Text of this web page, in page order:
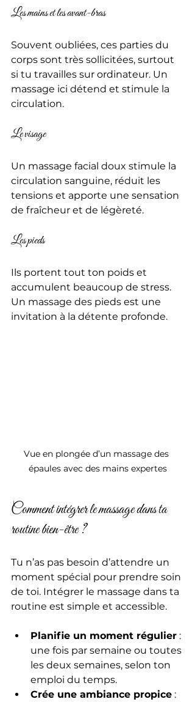
Les mains et les avant-bras
Souvent oubliées, ces parties du
corps sont très sollicitées, surtout
si tu travailles sur ordinateur. Un
massage ici détend et stimule la
circulation.
Le visage
Un massage facial doux stimule la
circulation sanguine, réduit les
tensions et apporte une sensation
de fraîcheur et de légèreté.
Les pieds
Ils portent tout ton poids et
accumulent beaucoup de stress.
Un massage des pieds est une
invitation à la détente profonde.
Vue en plongée d’un massage des
épaules avec des mains expertes
Comment intégrer le massage dans ta
routine bien-être ?
Tu n’as pas besoin d’attendre un
moment spécial pour prendre soin
de toi. Intégrer le massage dans ta
routine est simple et accessible.
Planifie un moment régulier :
une fois par semaine ou toutes
les deux semaines, selon ton
emploi du temps.
Crée une ambiance propice :